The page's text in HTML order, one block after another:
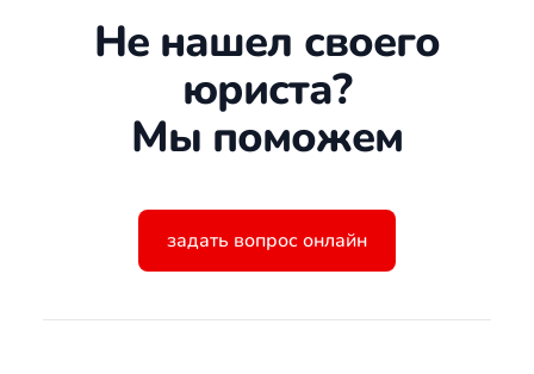
Не нашел своего
юриста?
Мы поможем
задать вопрос онлайн